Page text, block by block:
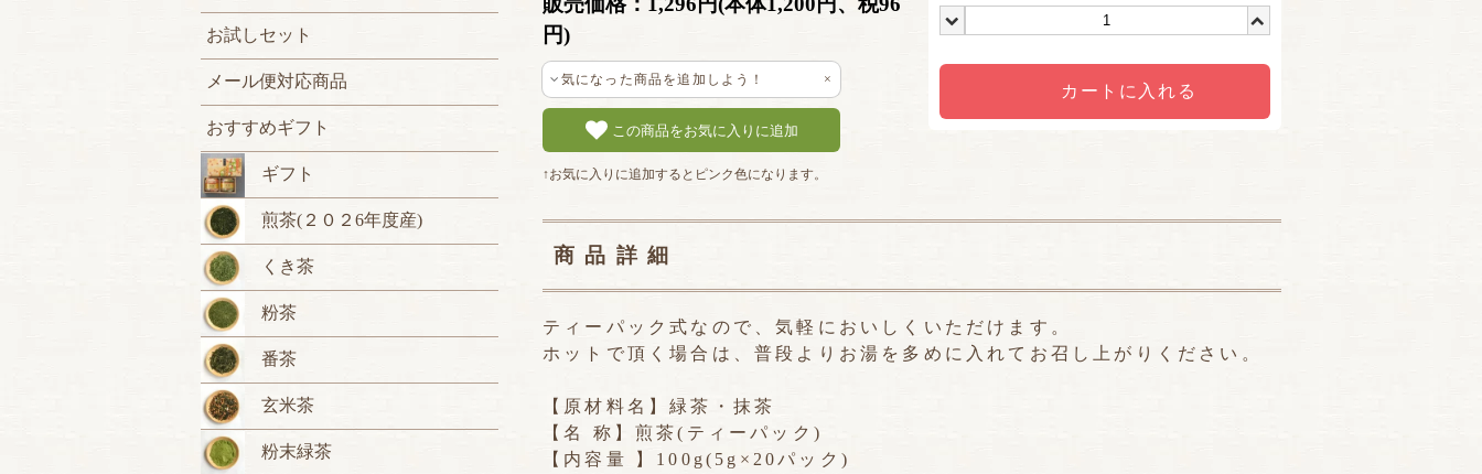
円)
気になった商品を追加しよう！ ×
この商品をお気に入りに追加
↑お気に入りに追加するとピンク色になります。
カートに入れる
商品詳細
ティーパック式なので、気軽においしくいただけます。
ホットで頂く場合は、普段よりお湯を多めに入れてお召し上がりください。
【原材料名】緑茶・抹茶
【名 称】煎茶(ティーパック)
【内容量 】100g(5g×20パック)
お試しセット
メール便対応商品
おすすめギフト
ギフト
煎茶(２０２6年度産)
くき茶
粉茶
番茶
玄米茶
粉末緑茶